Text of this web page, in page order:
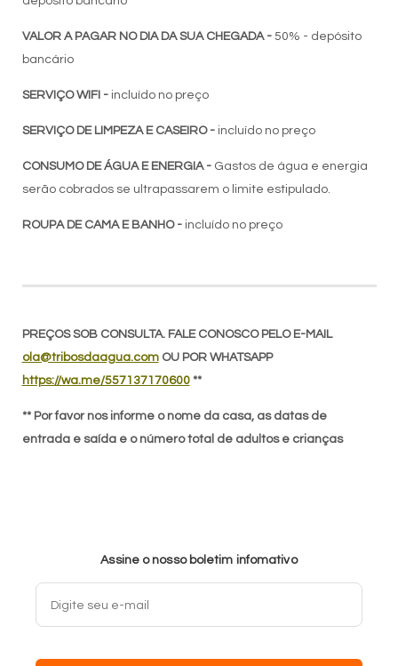
VALOR A PAGAR NO DIA DA SUA CHEGADA -50% - depósito
bancário
SERVIÇO WIFI -incluído no preço
SERVIÇO DE LIMPEZA E CASEIRO -incluído no preço
CONSUMO DE ÁGUA E ENERGIA - Gastos de água e energia
serão cobrados se ultrapassarem o limite estipulado.
ROUPA DE CAMA E BANHO -incluído no preço
PREÇOS SOB CONSULTA. FALE CONOSCO PELO E-MAIL
ola@tribosdaagua.comOU POR WHATSAPP
https://wa.me/557137170600**
** Por favor nos informe o nome da casa, as datas de
entrada e saída e o número total de adultos e crianças
Assine o nosso boletim infomativo